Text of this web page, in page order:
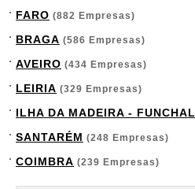
FARO (882 Empresas)
BRAGA (586 Empresas)
AVEIRO (434 Empresas)
LEIRIA (329 Empresas)
ILHA DA MADEIRA - FUNCHAL
SANTARÉM (248 Empresas)
COIMBRA (239 Empresas)